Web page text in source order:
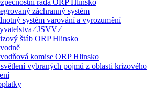
rada ORP Hlinsko
záchranný systém
systém varování a vyrozumění
⁄ JSVV ⁄
štáb ORP Hlinsko
komise ORP Hlinsko
vybraných pojmů z oblasti krizového